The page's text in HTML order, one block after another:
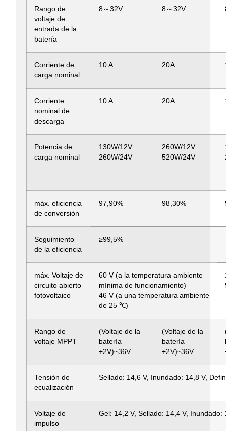
Rango de
voltaje de
entrada de la
batería
8～32V 8～32V
Corriente de
carga nominal
10 A 20A
Corriente
nominal de
descarga
10 A 20A
Potencia de
carga nominal
130W/12V
260W/24V
260W/12V
520W/24V
máx. eficiencia
de conversión
97,90% 98,30%
Seguimiento
de la eficiencia
≥99,5%
máx. Voltaje de
circuito abierto
fotovoltaico
60 V (a la temperatura ambiente
mínima de funcionamiento)
46 V (a una temperatura ambiente
de 25 ℃)
Rango de
voltaje MPPT
(Voltaje de la
batería
+2V)~36V
(Voltaje de la
batería
+2V)~36V
Tensión de
ecualización
Sellado: 14,6 V, Inundado: 14,8 V,
Voltaje de
impulso
Gel: 14,2 V, Sellado: 14,4 V,